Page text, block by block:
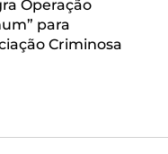
Operação
para
Criminosa